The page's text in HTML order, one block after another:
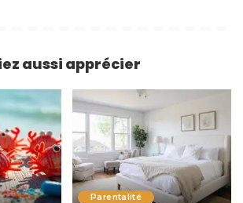
aussi apprécier
Parentalité